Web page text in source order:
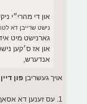
און די מהרי״י
נישט שרייבן דא
גארנישט מיט
און אז ס׳קען
אנדערש,
אויך געשריבן פון
1. עס זענען דא